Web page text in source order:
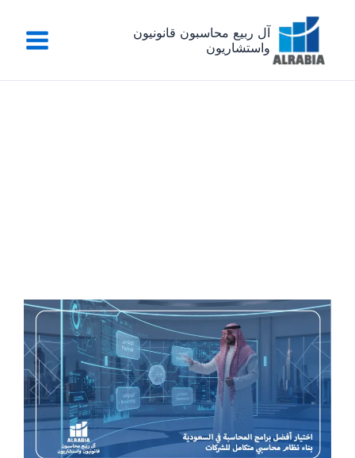
آل ربيع محاسبون قانونيون
واستشاريون